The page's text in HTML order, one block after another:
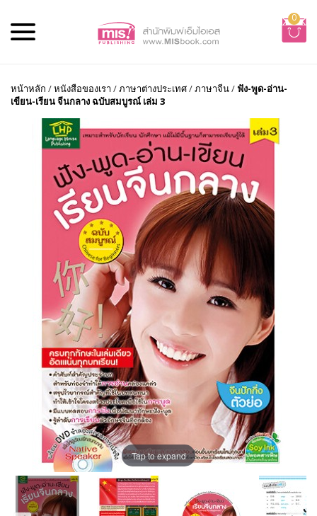
0
หน้าหลัก /หนังสือของเรา /ภาษาต่างประเทศ/ภาษาจีน/ ฟัง-พูด-อ่าน-
เขียน-เรียน จีนกลาง ฉบับสมบูรณ์ เล่ม 3
Tap to expand